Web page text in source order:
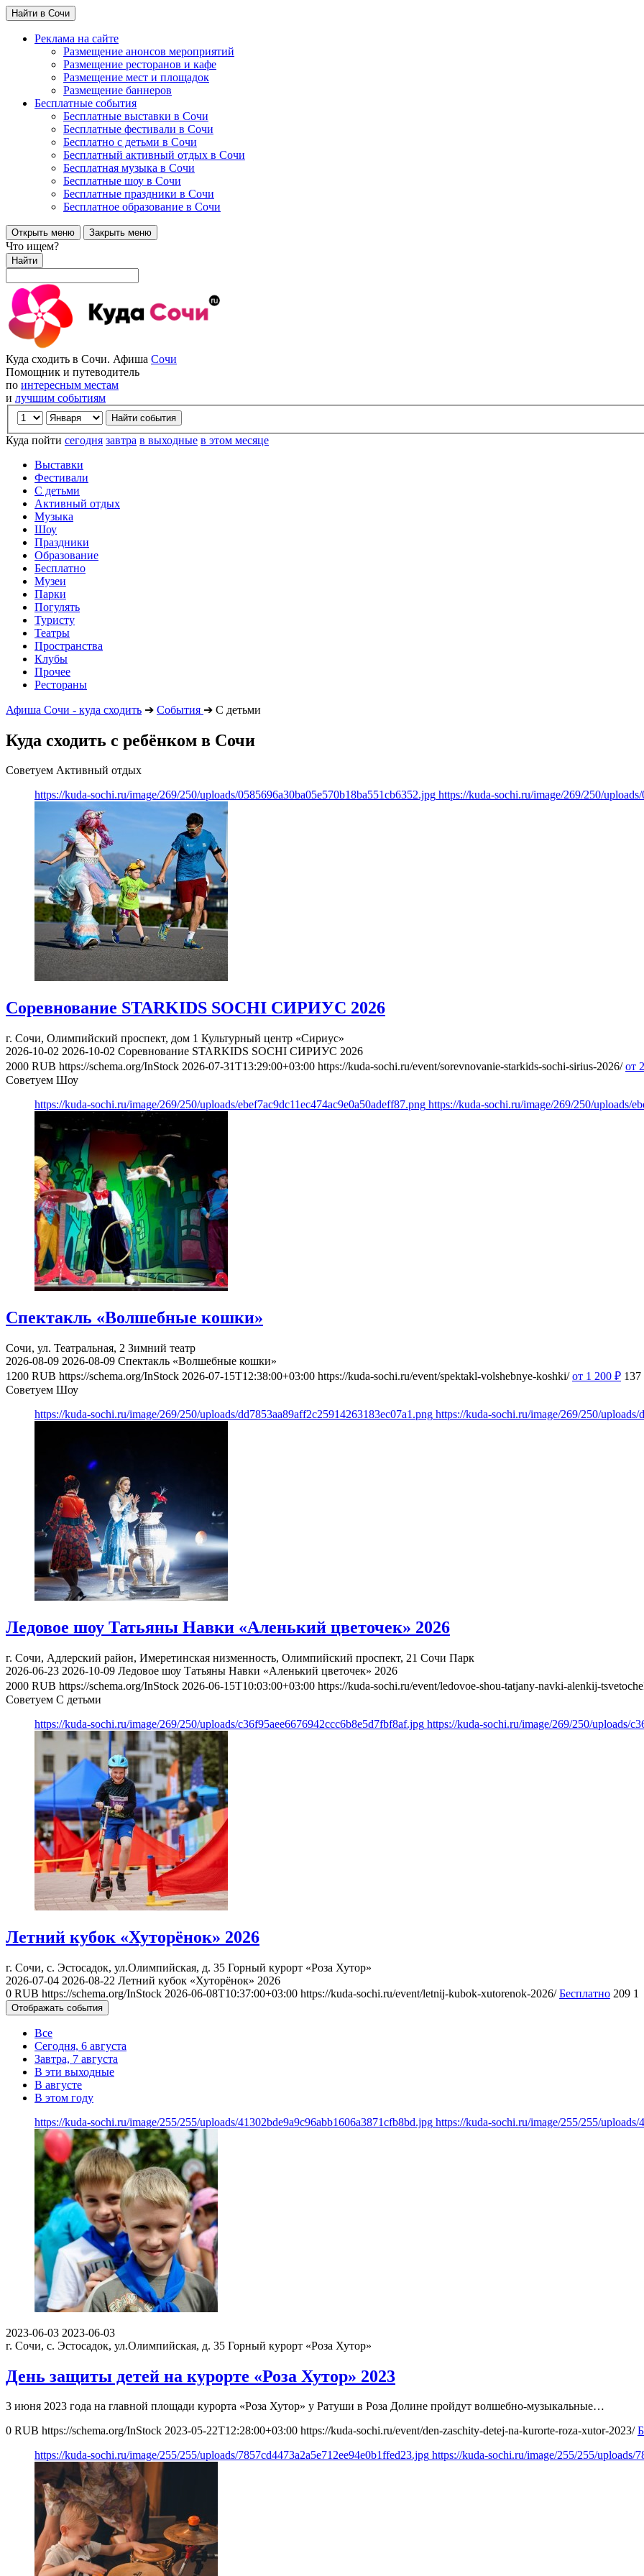
Найти в Сочи
Реклама на сайте
Размещение анонсов мероприятий
Размещение ресторанов и кафе
Размещение мест и площадок
Размещение баннеров
Бесплатные события
Бесплатные выставки в Сочи
Бесплатные фестивали в Сочи
Бесплатно с детьми в Сочи
Бесплатный активный отдых в Сочи
Бесплатная музыка в Сочи
Бесплатные шоу в Сочи
Бесплатные праздники в Сочи
Бесплатное образование в Сочи
Открыть меню Закрыть меню
Что ищем?
Найти
Куда сходить в Сочи. Афиша Сочи
Помощник и путеводитель
по интересным местам
и лучшим событиям
Куда пойти сегодня завтра в выходные в этом месяце
Выставки
Фестивали
С детьми
Активный отдых
Музыка
Шоу
Праздники
Образование
Бесплатно
Музеи
Парки
Погулять
Туристу
Театры
Пространства
Клубы
Прочее
Рестораны
Афиша Сочи - куда сходить ➔ События ➔ С детьми
Куда сходить с ребёнком в Сочи
Советуем Активный отдых
https://kuda-sochi.ru/image/269/250/uploads/0585696a30ba05e570b18ba551cb6352.jpg https://kuda-sochi.ru/image/269/250/
Соревнование STARKIDS SOCHI СИРИУС 2026
г. Сочи, Олимпийский проспект, дом 1 Культурный центр «Сириус»
2026-10-02 2026-10-02 Соревнование STARKIDS SOCHI СИРИУС 2026
2000 RUB https://schema.org/InStock 2026-07-31T13:29:00+03:00 https://kuda-sochi.ru/event/sorevnovanie-starkids-sochi-sirius-2026/ от
Советуем Шоу
https://kuda-sochi.ru/image/269/250/uploads/ebef7ac9dc11ec474ac9e0a50adeff87.png https://kuda-sochi.ru/image/269/250/uploads/
Спектакль «Волшебные кошки»
Сочи, ул. Театральная, 2 Зимний театр
2026-08-09 2026-08-09 Спектакль «Волшебные кошки»
1200 RUB https://schema.org/InStock 2026-07-15T12:38:00+03:00 https://kuda-sochi.ru/event/spektakl-volshebnye-koshki/ от 1 200 ₽ 137
Советуем Шоу
https://kuda-sochi.ru/image/269/250/uploads/dd7853aa89aff2c25914263183ec07a1.png https://kuda-sochi.ru/image/269/250/
Ледовое шоу Татьяны Навки «Аленький цветочек» 2026
г. Сочи, Адлерский район, Имеретинская низменность, Олимпийский проспект, 21 Сочи Парк
2026-06-23 2026-10-09 Ледовое шоу Татьяны Навки «Аленький цветочек» 2026
2000 RUB https://schema.org/InStock 2026-06-15T10:03:00+03:00 https://kuda-sochi.ru/event/ledovoe-shou-tatjany-navki-alenkij-
Советуем С детьми
https://kuda-sochi.ru/image/269/250/uploads/c36f95aee6676942ccc6b8e5d7fbf8af.jpg https://kuda-sochi.ru/image/269/250/uploads/
Летний кубок «Хуторёнок» 2026
г. Сочи, с. Эстосадок, ул.Олимпийская, д. 35 Горный курорт «Роза Хутор»
2026-07-04 2026-08-22 Летний кубок «Хуторёнок» 2026
0 RUB https://schema.org/InStock 2026-06-08T10:37:00+03:00 https://kuda-sochi.ru/event/letnij-kubok-xutorenok-2026/ Бесплатно 209 1
Отображать события
Все
Сегодня, 6 августа
Завтра, 7 августа
В эти выходные
В августе
В этом году
https://kuda-sochi.ru/image/255/255/uploads/41302bde9a9c96abb1606a3871cfb8bd.jpg https://kuda-sochi.ru/image/255/255/
2023-06-03 2023-06-03
г. Сочи, с. Эстосадок, ул.Олимпийская, д. 35 Горный курорт «Роза Хутор»
День защиты детей на курорте «Роза Хутор» 2023
3 июня 2023 года на главной площади курорта «Роза Хутор» у Ратуши в Роза Долине пройдут волшебно-музыкальные…
0 RUB https://schema.org/InStock 2023-05-22T12:28:00+03:00 https://kuda-sochi.ru/event/den-zaschity-detej-na-kurorte-roza-xutor-2023/
https://kuda-sochi.ru/image/255/255/uploads/7857cd4473a2a5e712ee94e0b1ffed23.jpg https://kuda-sochi.ru/image/255/255/uploads/